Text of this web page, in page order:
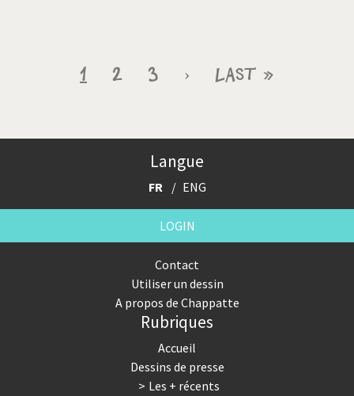
Page
1 Page
2 Page
3
Page
›
Dernière
Last »
Langue
FR ENG
LOGIN
Contact
Utiliser un dessin
A propos de Chappatte
Rubriques
Accueil
Dessins de presse
Les + récents